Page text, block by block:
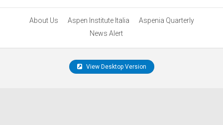
About Us Aspen Institute Italia
Aspenia Quarterly
News Alert
View Desktop Version